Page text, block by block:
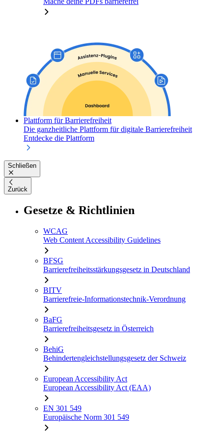
Plattform für Barrierefreiheit
Die ganzheitliche Plattform für digitale Barrierefreiheit
Entdecke die Plattform
Schließen
Zurück
Gesetze & Richtlinien
WCAG
Web Content Accessibility Guidelines
BFSG
Barrierefreiheitsstärkungsgesetz in Deutschland
BITV
Barrierefreie-Informationstechnik-Verordnung
BaFG
Barrierefreiheitsgesetz in Österreich
BehiG
Behindertengleichstellungsgesetz der Schweiz
European Accessibility Act
European Accessibility Act (EAA)
EN 301 549
Europäische Norm 301 549